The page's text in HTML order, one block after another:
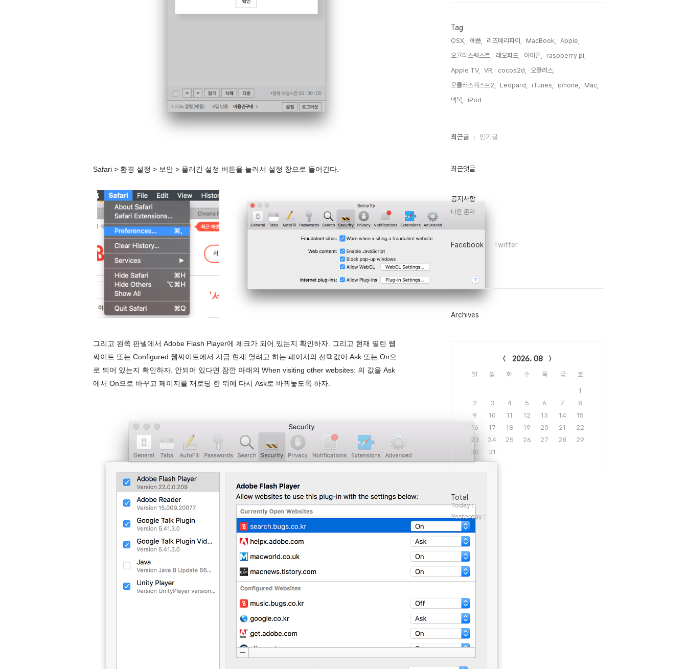
Safari > 환경 설정 > 보안 > 플러긴 설정 버튼을 눌러서 설정 창으로 들어간다.
그리고 왼쪽 판넬에서 Adobe Flash Player에 체크가 되어 있는지 확인하자. 그리고 현재 열린 웹
싸이트 또는 Configured 웹싸이트에서 지금 현재 열려고 하는 페이지의 선택값이 Ask 또는 On으
로 되어 있는지 확인하자. 안되어 있다면 잠깐 아래의 When visiting other websites: 의 값을 Ask
에서 On으로 바꾸고 페이지를 재로딩 한 뒤에 다시 Ask로 바꿔놓도록 하자.
Tag
OSX, 애플, 라즈베리파이, MacBook,
Apple,
오큘러스퀘스트,
레오파드, 아이폰,
raspberry pi,
Apple TV,
VR, cocos2d,
오큘러스,
오큘러스퀘스트2,
Leopard, iTunes, iphone,
Mac,
맥북,
iPod,
최
인
최근글 인기글
최근댓글
공지사항
나란 존재
페
플
그
Facebook Twitter
Archives
2026. 08
일 월 화 수 목 금 토
1
2
3 4 5 6 7
8
9
10 11 12 13 14
15
16
17 18 19 20 21
22
23
24 25 26 27 28
29
30
31
방
문
자
수
Total
Today :
Yesterday :